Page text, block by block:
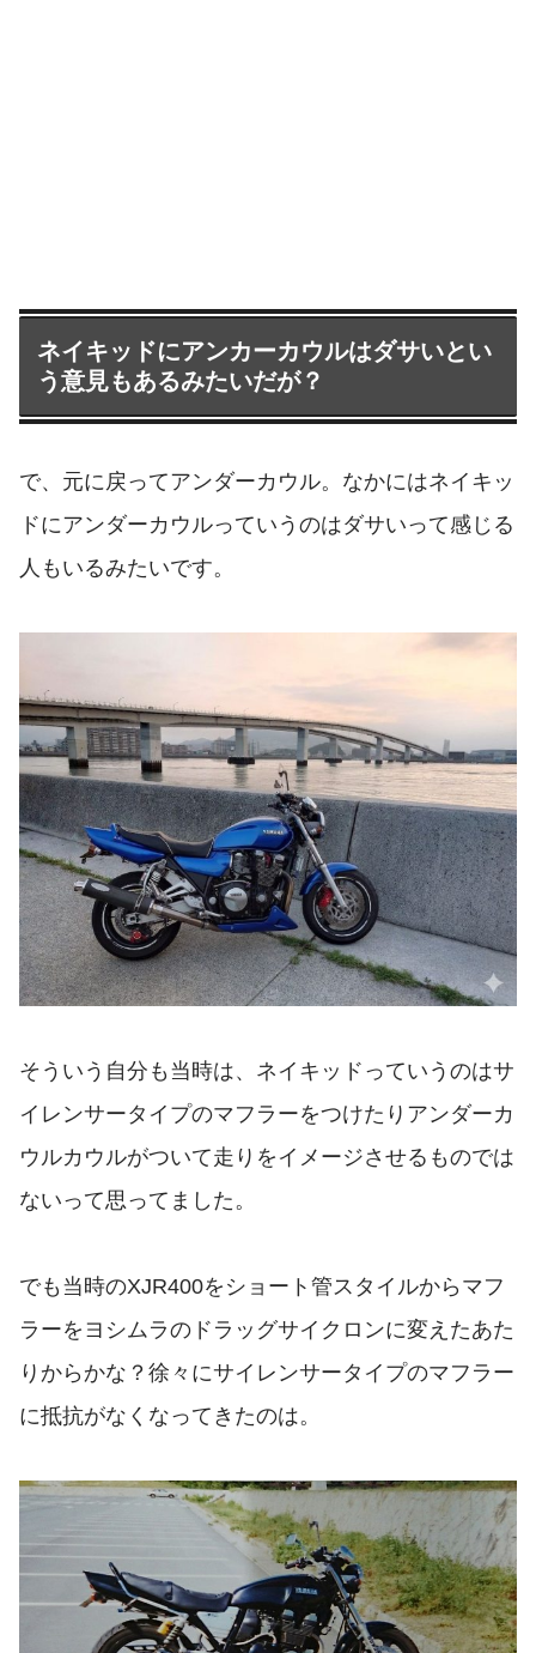
ネイキッドにアンカーカウルはダサいとい
う意見もあるみたいだが？
で、元に戻ってアンダーカウル。なかにはネイキッ
ドにアンダーカウルっていうのはダサいって感じる
人もいるみたいです。
そういう自分も当時は、ネイキッドっていうのはサ
イレンサータイプのマフラーをつけたりアンダーカ
ウルカウルがついて走りをイメージさせるものでは
ないって思ってました。
でも当時のXJR400をショート管スタイルからマフ
ラーをヨシムラのドラッグサイクロンに変えたあた
りからかな？徐々にサイレンサータイプのマフラー
に抵抗がなくなってきたのは。